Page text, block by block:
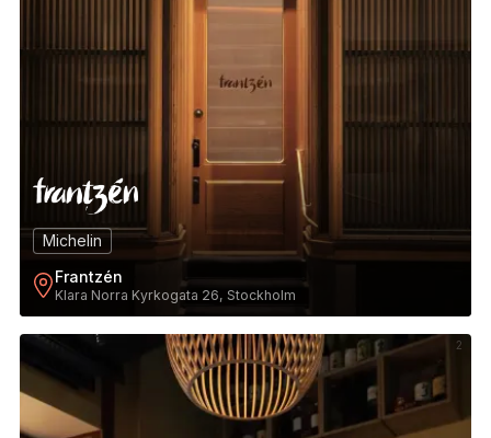
Michelin
Frantzén
Klara Norra Kyrkogata 26, Stockholm
2